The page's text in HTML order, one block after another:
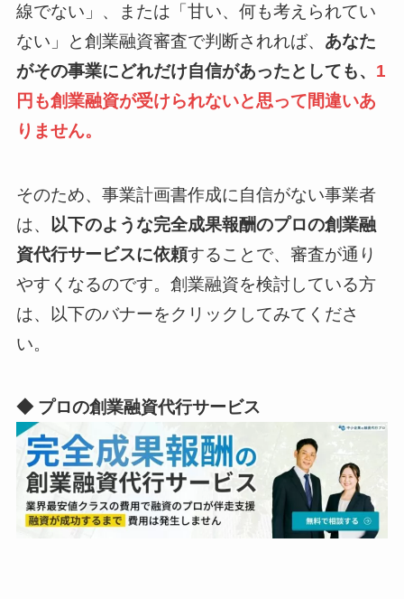
線でない」、または「甘い、何も考えられてい
ない」と創業融資審査で判断されれば、 あなた
がその事業にどれだけ自信があったとしても、 1
円も創業融資が受けられないと思って間違いあ
りません。
そのため、事業計画書作成に自信がない事業者
は、
以下のような完全成果報酬のプロの創業融
資代行サービスに依頼することで、審査が通り
やすくなるのです。創業融資を検討している方
は、以下のバナーをクリックしてみてくださ
い。
◆ プロの創業融資代行サービス